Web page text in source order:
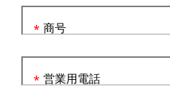
商号
*
営業用電話
*